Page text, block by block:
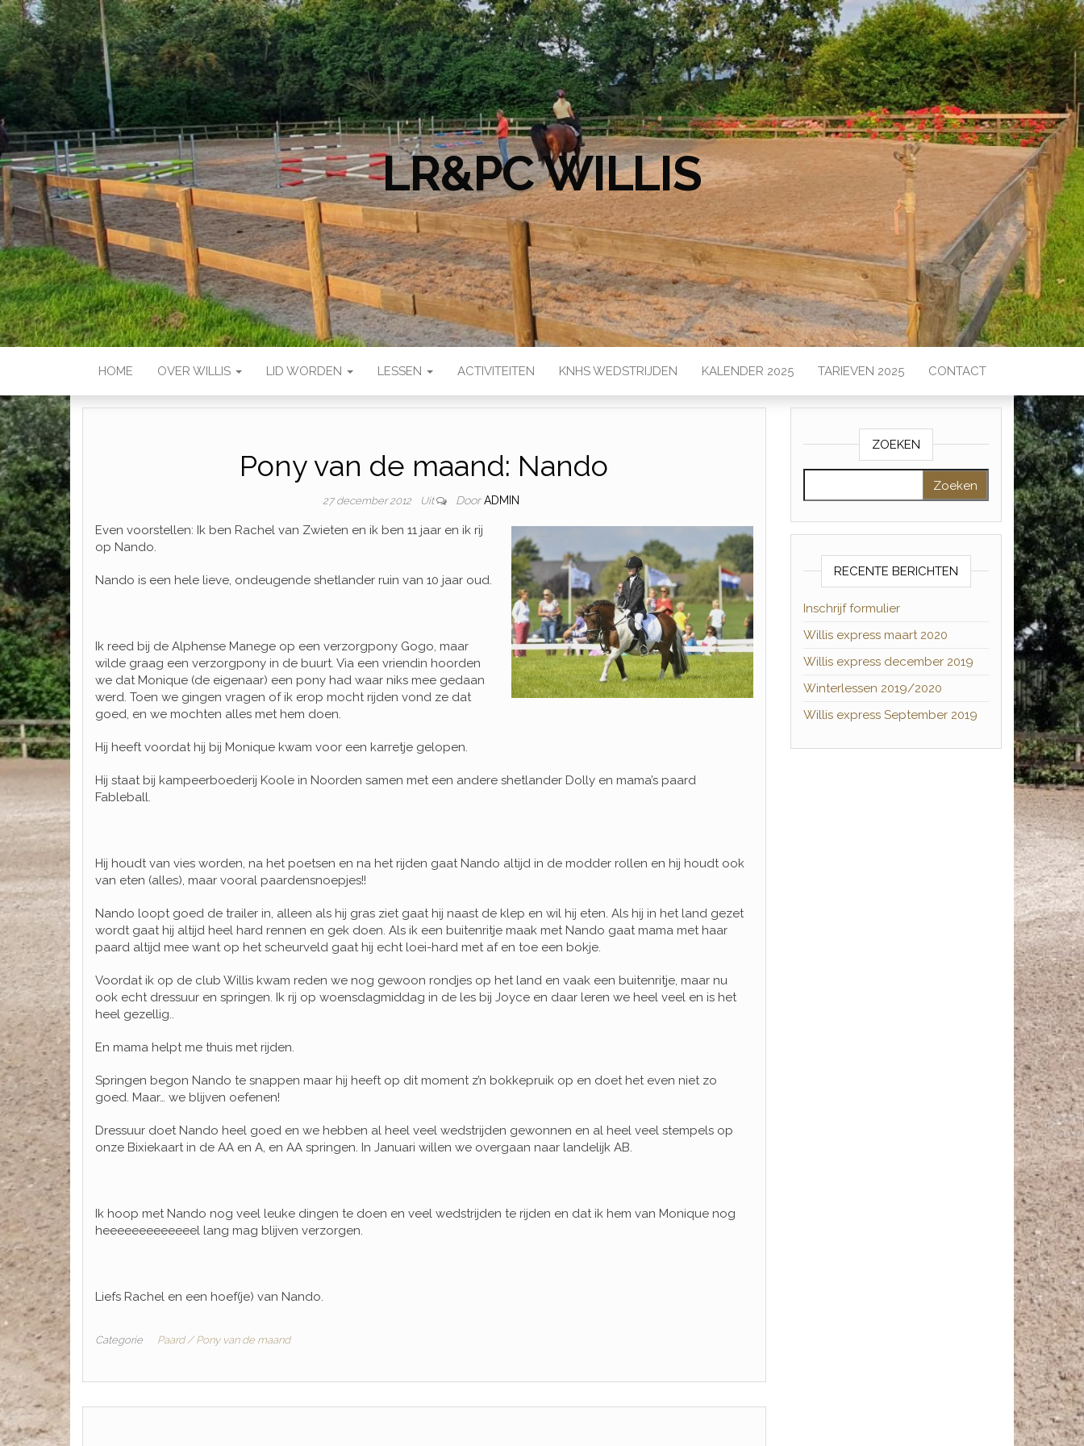
LR&PC WILLIS
HOME OVER WILLIS LID WORDEN LESSEN ACTIVITEITEN KNHS WEDSTRIJDEN KALENDER 2025 TARIEVEN 2025 CONTACT
Pony van de maand: Nando
27 december 2012 Uit Door ADMIN
Even voorstellen: Ik ben Rachel van Zwieten en ik ben 11 jaar en ik rij
op Nando.
Nando is een hele lieve, ondeugende shetlander ruin van 10 jaar oud.
Ik reed bij de Alphense Manege op een verzorgpony Gogo, maar
wilde graag een verzorgpony in de buurt. Via een vriendin hoorden
we dat Monique (de eigenaar) een pony had waar niks mee gedaan
werd. Toen we gingen vragen of ik erop mocht rijden vond ze dat
goed, en we mochten alles met hem doen.
Hij heeft voordat hij bij Monique kwam voor een karretje gelopen.
Hij staat bij kampeerboederij Koole in Noorden samen met een andere shetlander Dolly en mama’s paard
Fableball.
Hij houdt van vies worden, na het poetsen en na het rijden gaat Nando altijd in de modder rollen en hij houdt ook
van eten (alles), maar vooral paardensnoepjes!!
Nando loopt goed de trailer in, alleen als hij gras ziet gaat hij naast de klep en wil hij eten. Als hij in het land gezet
wordt gaat hij altijd heel hard rennen en gek doen. Als ik een buitenritje maak met Nando gaat mama met haar
paard altijd mee want op het scheurveld gaat hij echt loei-hard met af en toe een bokje.
Voordat ik op de club Willis kwam reden we nog gewoon rondjes op het land en vaak een buitenritje, maar nu
ook echt dressuur en springen. Ik rij op woensdagmiddag in de les bij Joyce en daar leren we heel veel en is het
heel gezellig..
En mama helpt me thuis met rijden.
Springen begon Nando te snappen maar hij heeft op dit moment z’n bokkepruik op en doet het even niet zo
goed. Maar… we blijven oefenen!
Dressuur doet Nando heel goed en we hebben al heel veel wedstrijden gewonnen en al heel veel stempels op
onze Bixiekaart in de AA en A, en AA springen. In Januari willen we overgaan naar landelijk AB.
Ik hoop met Nando nog veel leuke dingen te doen en veel wedstrijden te rijden en dat ik hem van Monique nog
heeeeeeeeeeeeel lang mag blijven verzorgen.
Liefs Rachel en een hoef(je) van Nando.
Categorie Paard / Pony van de maand
ZOEKEN
RECENTE BERICHTEN
Inschrijf formulier
Willis express maart 2020
Willis express december 2019
Winterlessen 2019/2020
Willis express September 2019